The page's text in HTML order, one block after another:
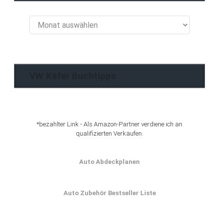
Käfer
*bezahlter Link - Als Amazon-Partner verdiene ich an
qualifizierten Verkäufen.
Auto Abdeckplanen
Auto Zubehör Bestseller Liste